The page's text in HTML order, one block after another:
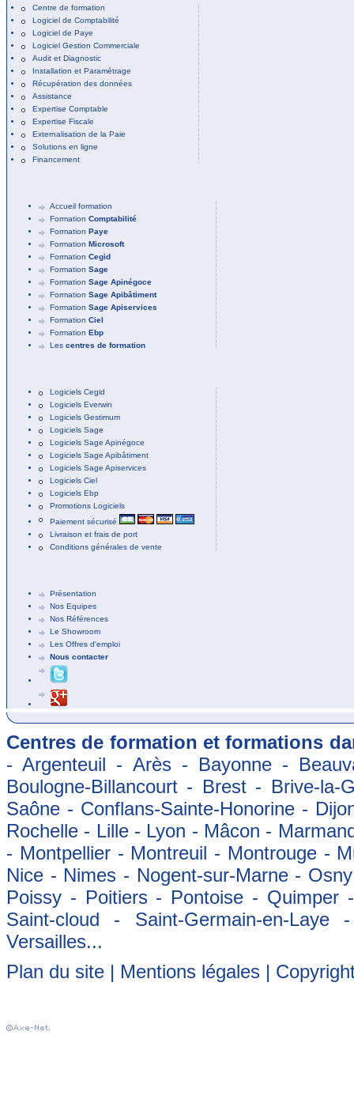
Centre de formation
Logiciel de Comptabilité
Logiciel de Paye
Logiciel Gestion Commerciale
Audit et Diagnostic
Installation et Paramétrage
Récupération des données
Assistance
Expertise Comptable
Expertise Fiscale
Externalisation de la Paie
Solutions en ligne
Financement
Accueil formation
Formation Comptabilité
Formation Paye
Formation Microsoft
Formation Cegid
Formation Sage
Formation Sage Apinégoce
Formation Sage Apibâtiment
Formation Sage Apiservices
Formation Ciel
Formation Ebp
Les centres de formation
Logiciels Cegid
Logiciels Everwin
Logiciels Gestimum
Logiciels Sage
Logiciels Sage Apinégoce
Logiciels Sage Apibâtiment
Logiciels Sage Apiservices
Logiciels Ciel
Logiciels Ebp
Promotions Logiciels
Paiement sécurisé
Livraison et frais de port
Conditions générales de vente
Présentation
Nos Equipes
Nos Références
Le Showroom
Les Offres d'emploi
Nous contacter
Centres de formation et formations
- Argenteuil - Arès - Bayonne -
Boulogne-Billancourt - Brest - Brive-
Saône - Conflans-Sainte-Honorine -
Rochelle - Lille - Lyon - Mâcon -
- Montpellier - Montreuil - Montrouge -
Nice - Nimes - Nogent-sur-Marne -
Poissy - Poitiers - Pontoise -
Saint-cloud - Saint-Germain-en-
Versailles...
Plan du site | Mentions légales |